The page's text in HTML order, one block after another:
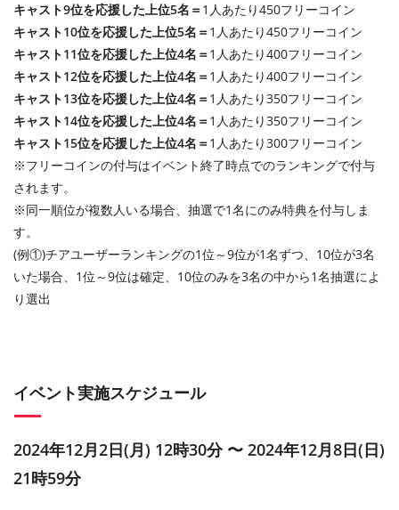
キャスト9位を応援した上位5名＝1人あたり450フリーコイン
キャスト10位を応援した上位5名＝1人あたり450フリーコイン
キャスト11位を応援した上位4名＝1人あたり400フリーコイン
キャスト12位を応援した上位4名＝1人あたり400フリーコイン
キャスト13位を応援した上位4名＝1人あたり350フリーコイン
キャスト14位を応援した上位4名＝1人あたり350フリーコイン
キャスト15位を応援した上位4名＝1人あたり300フリーコイン
※フリーコインの付与はイベント終了時点でのランキングで付与
されます。
※同一順位が複数人いる場合、抽選で1名にのみ特典を付与しま
す。
(例①)チアユーザーランキングの1位～9位が1名ずつ、10位が3名
いた場合、1位～9位は確定、10位のみを3名の中から1名抽選によ
り選出
イベント実施スケジュール
2024年12月2日(月) 12時30分 〜 2024年12月8日(日)
21時59分